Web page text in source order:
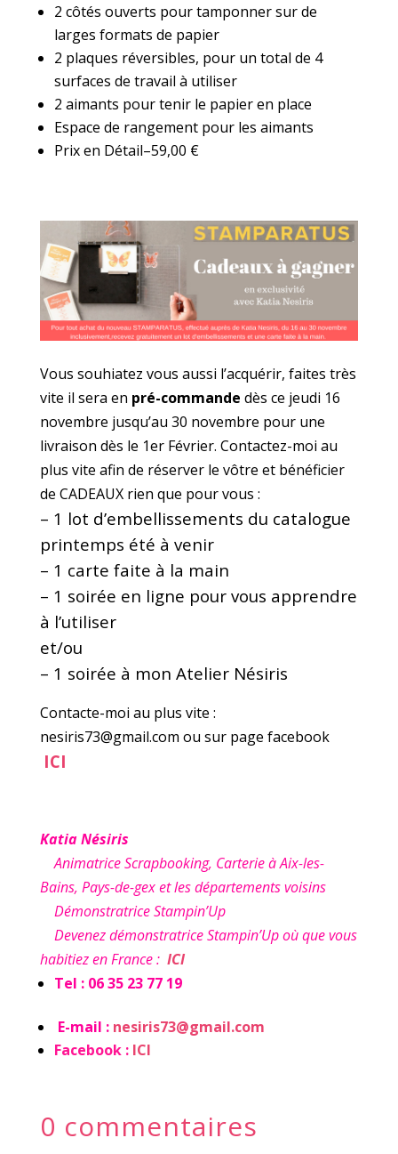
2 côtés ouverts pour tamponner sur de
larges formats de papier
2 plaques réversibles, pour un total de 4
surfaces de travail à utiliser
2 aimants pour tenir le papier en place
Espace de rangement pour les aimants
Prix en Détail–59,00 €
Vous souhiatez vous aussi l’acquérir, faites très
vite il sera en pré-commande dès ce jeudi 16
novembre jusqu’au 30 novembre pour une
livraison dès le 1er Février. Contactez-moi au
plus vite afin de réserver le vôtre et bénéficier
de CADEAUX rien que pour vous :
– 1 lot d’embellissements du catalogue
printemps été à venir
– 1 carte faite à la main
– 1 soirée en ligne pour vous apprendre
à l’utiliser
et/ou
– 1 soirée à mon Atelier Nésiris
Contacte-moi au plus vite :
nesiris73@gmail.com ou sur page facebook
ICI
Katia Nésiris
Animatrice Scrapbooking, Carterie à Aix-les-
Bains, Pays-de-gex et les départements voisins
Démonstratrice Stampin’Up
Devenez démonstratrice Stampin’Up où que vous
habitiez en France : ICI
Tel : 06 35 23 77 19
E-mail : nesiris73@gmail.com
Facebook : ICI
0 commentaires